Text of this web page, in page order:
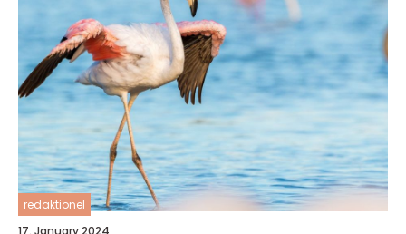
redaktionel
17. January 2024